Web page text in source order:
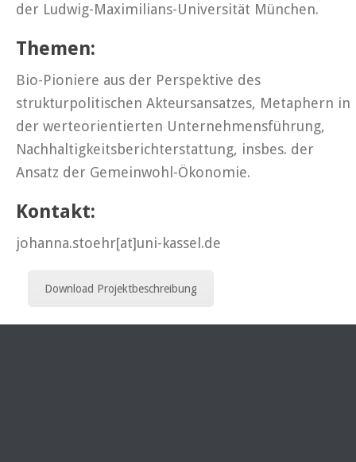
der Ludwig-Maximilians-Universität München.
Themen:
Bio-Pioniere aus der Perspektive des
strukturpolitischen Akteursansatzes, Metaphern in
der werteorientierten Unternehmensführung,
Nachhaltigkeitsberichterstattung, insbes. der
Ansatz der Gemeinwohl-Ökonomie.
Kontakt:
johanna.stoehr[at]uni-kassel.de
Download Projektbeschreibung